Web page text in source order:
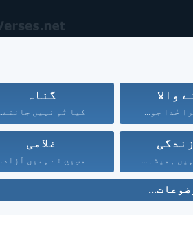
والا
خُدا جو...
گناہ
کیا تُم نہیں جانتے...
ہمیشہ...
غلامی
مسِیح نے ہمیں آزاد...